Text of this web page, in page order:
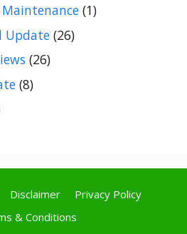
(1)
Update (26)
(26)
(8)
Disclaimer
Privacy Policy
& Conditions